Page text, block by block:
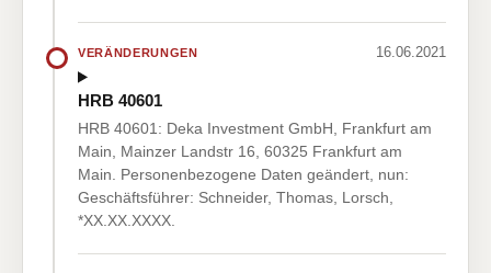
VERÄNDERUNGEN 16.06.2021
HRB 40601
HRB 40601: Deka Investment GmbH, Frankfurt am
Main, Mainzer Landstr 16, 60325 Frankfurt am
Main. Personenbezogene Daten geändert, nun:
Geschäftsführer: Schneider, Thomas, Lorsch,
*XX.XX.XXXX.